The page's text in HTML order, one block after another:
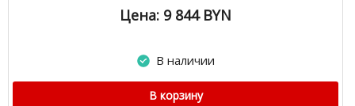
Цена: 9 844 BYN
В наличии
В корзину